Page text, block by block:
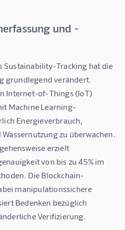
und -
Sustainability-Tracking hat die
grundlegend verändert.
Internet-of-Things (IoT)
Machine Learning-
Energieverbrauch,
zu überwachen.
erzielt
von bis zu 45% im
Die Blockchain-
manipulationssichere
Bedenken bezüglich
Verifizierung.